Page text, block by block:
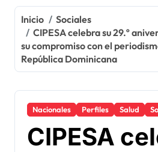
Inicio
Sociales
CIPESA celebra su 29.º
su compromiso con el
República Dominicana
Nacionales Perfiles Salud
CIPESA